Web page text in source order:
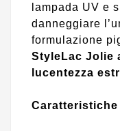
lampada UV e
danneggiare
formulazione
StyleLac Jolie
lucentezza